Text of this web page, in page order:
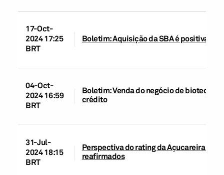
17-Oct-
2024 17:25
BRT
Boletim: Aquisição da SBA é positiva
04-Oct-
2024 16:59
BRT
Boletim: Venda do negócio de
crédito
31-Jul-
2024 18:15
BRT
Perspectiva do rating da Açucareira
reafirmados